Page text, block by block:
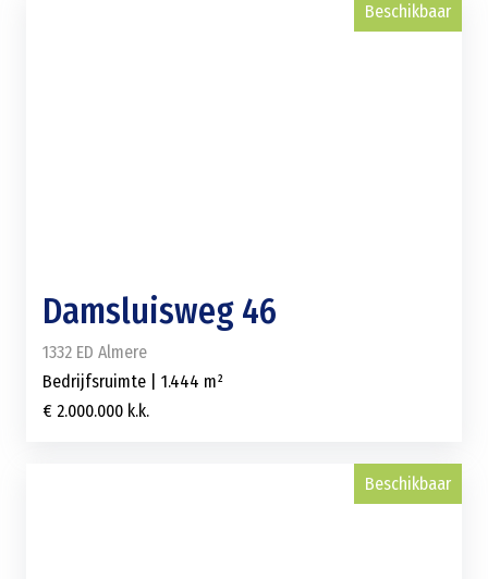
Beschikbaar
Damsluisweg 46
1332 ED Almere
Bedrijfsruimte | 1.444 m²
€ 2.000.000 k.k.
Beschikbaar